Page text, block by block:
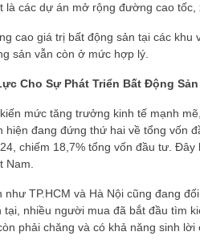
là các dự án mở rộng đường cao
cao giá trị bất động sản tại các
sản vẫn còn ở mức hợp lý.
Cho Sự Phát Triển Bất Động Sản
mức tăng trưởng kinh tế mạnh
hiện đang đứng thứ hai về tổng vốn
chiếm 18,7% tổng vốn đầu tư.
Nam.
như TP.HCM và Hà Nội cũng đang
tại, nhiều người mua đã bắt đầu tìm
phải chăng và có khả năng sinh lời